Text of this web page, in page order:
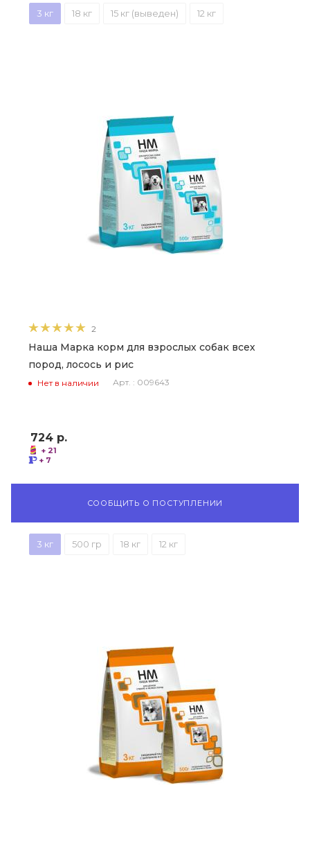
3 кг 18 кг 15 кг (выведен) 12 кг
2
Наша Марка корм для взрослых собак всех
пород, лосось и рис
Нет в наличии Арт. : 009643
724 р.
+ 21
+ 7
СООБЩИТЬ О ПОСТУПЛЕНИИ
3 кг 500 гр 18 кг 12 кг